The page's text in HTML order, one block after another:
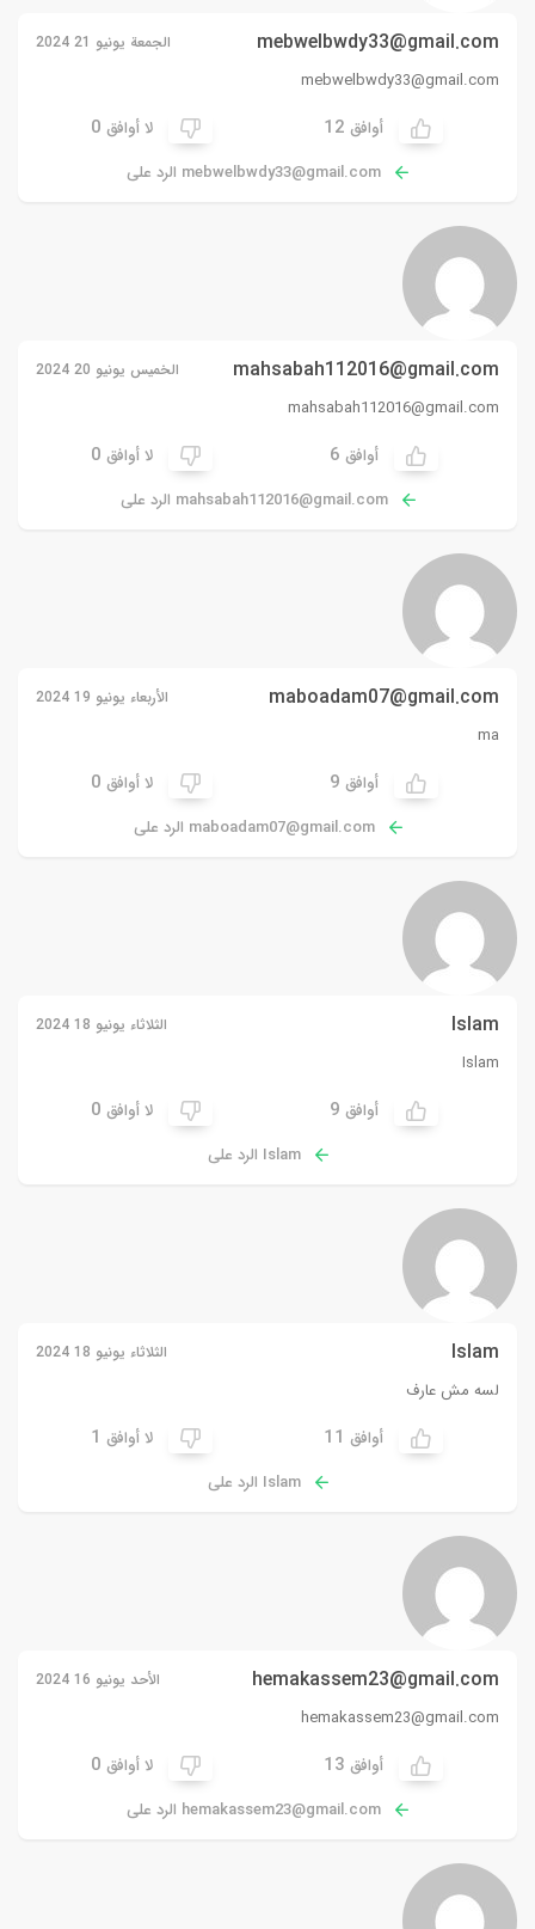
mebwelbwdy33@gmail.com الجمعة يونيو 21 2024
mebwelbwdy33@gmail.com
أوافق 12 لا أوافق 0
mebwelbwdy33@gmail.com الرد على
mahsabah112016@gmail.com الخميس يونيو 20 2024
mahsabah112016@gmail.com
أوافق 6 لا أوافق 0
mahsabah112016@gmail.com الرد على
maboadam07@gmail.com الأربعاء يونيو 19 2024
ma
أوافق 9 لا أوافق 0
maboadam07@gmail.com الرد على
Islam الثلاثاء يونيو 18 2024
Islam
أوافق 9 لا أوافق 0
Islam الرد على
Islam الثلاثاء يونيو 18 2024
لسه مش عارف
أوافق 11 لا أوافق 1
Islam الرد على
hemakassem23@gmail.com الأحد يونيو 16 2024
hemakassem23@gmail.com
أوافق 13 لا أوافق 0
hemakassem23@gmail.com الرد على